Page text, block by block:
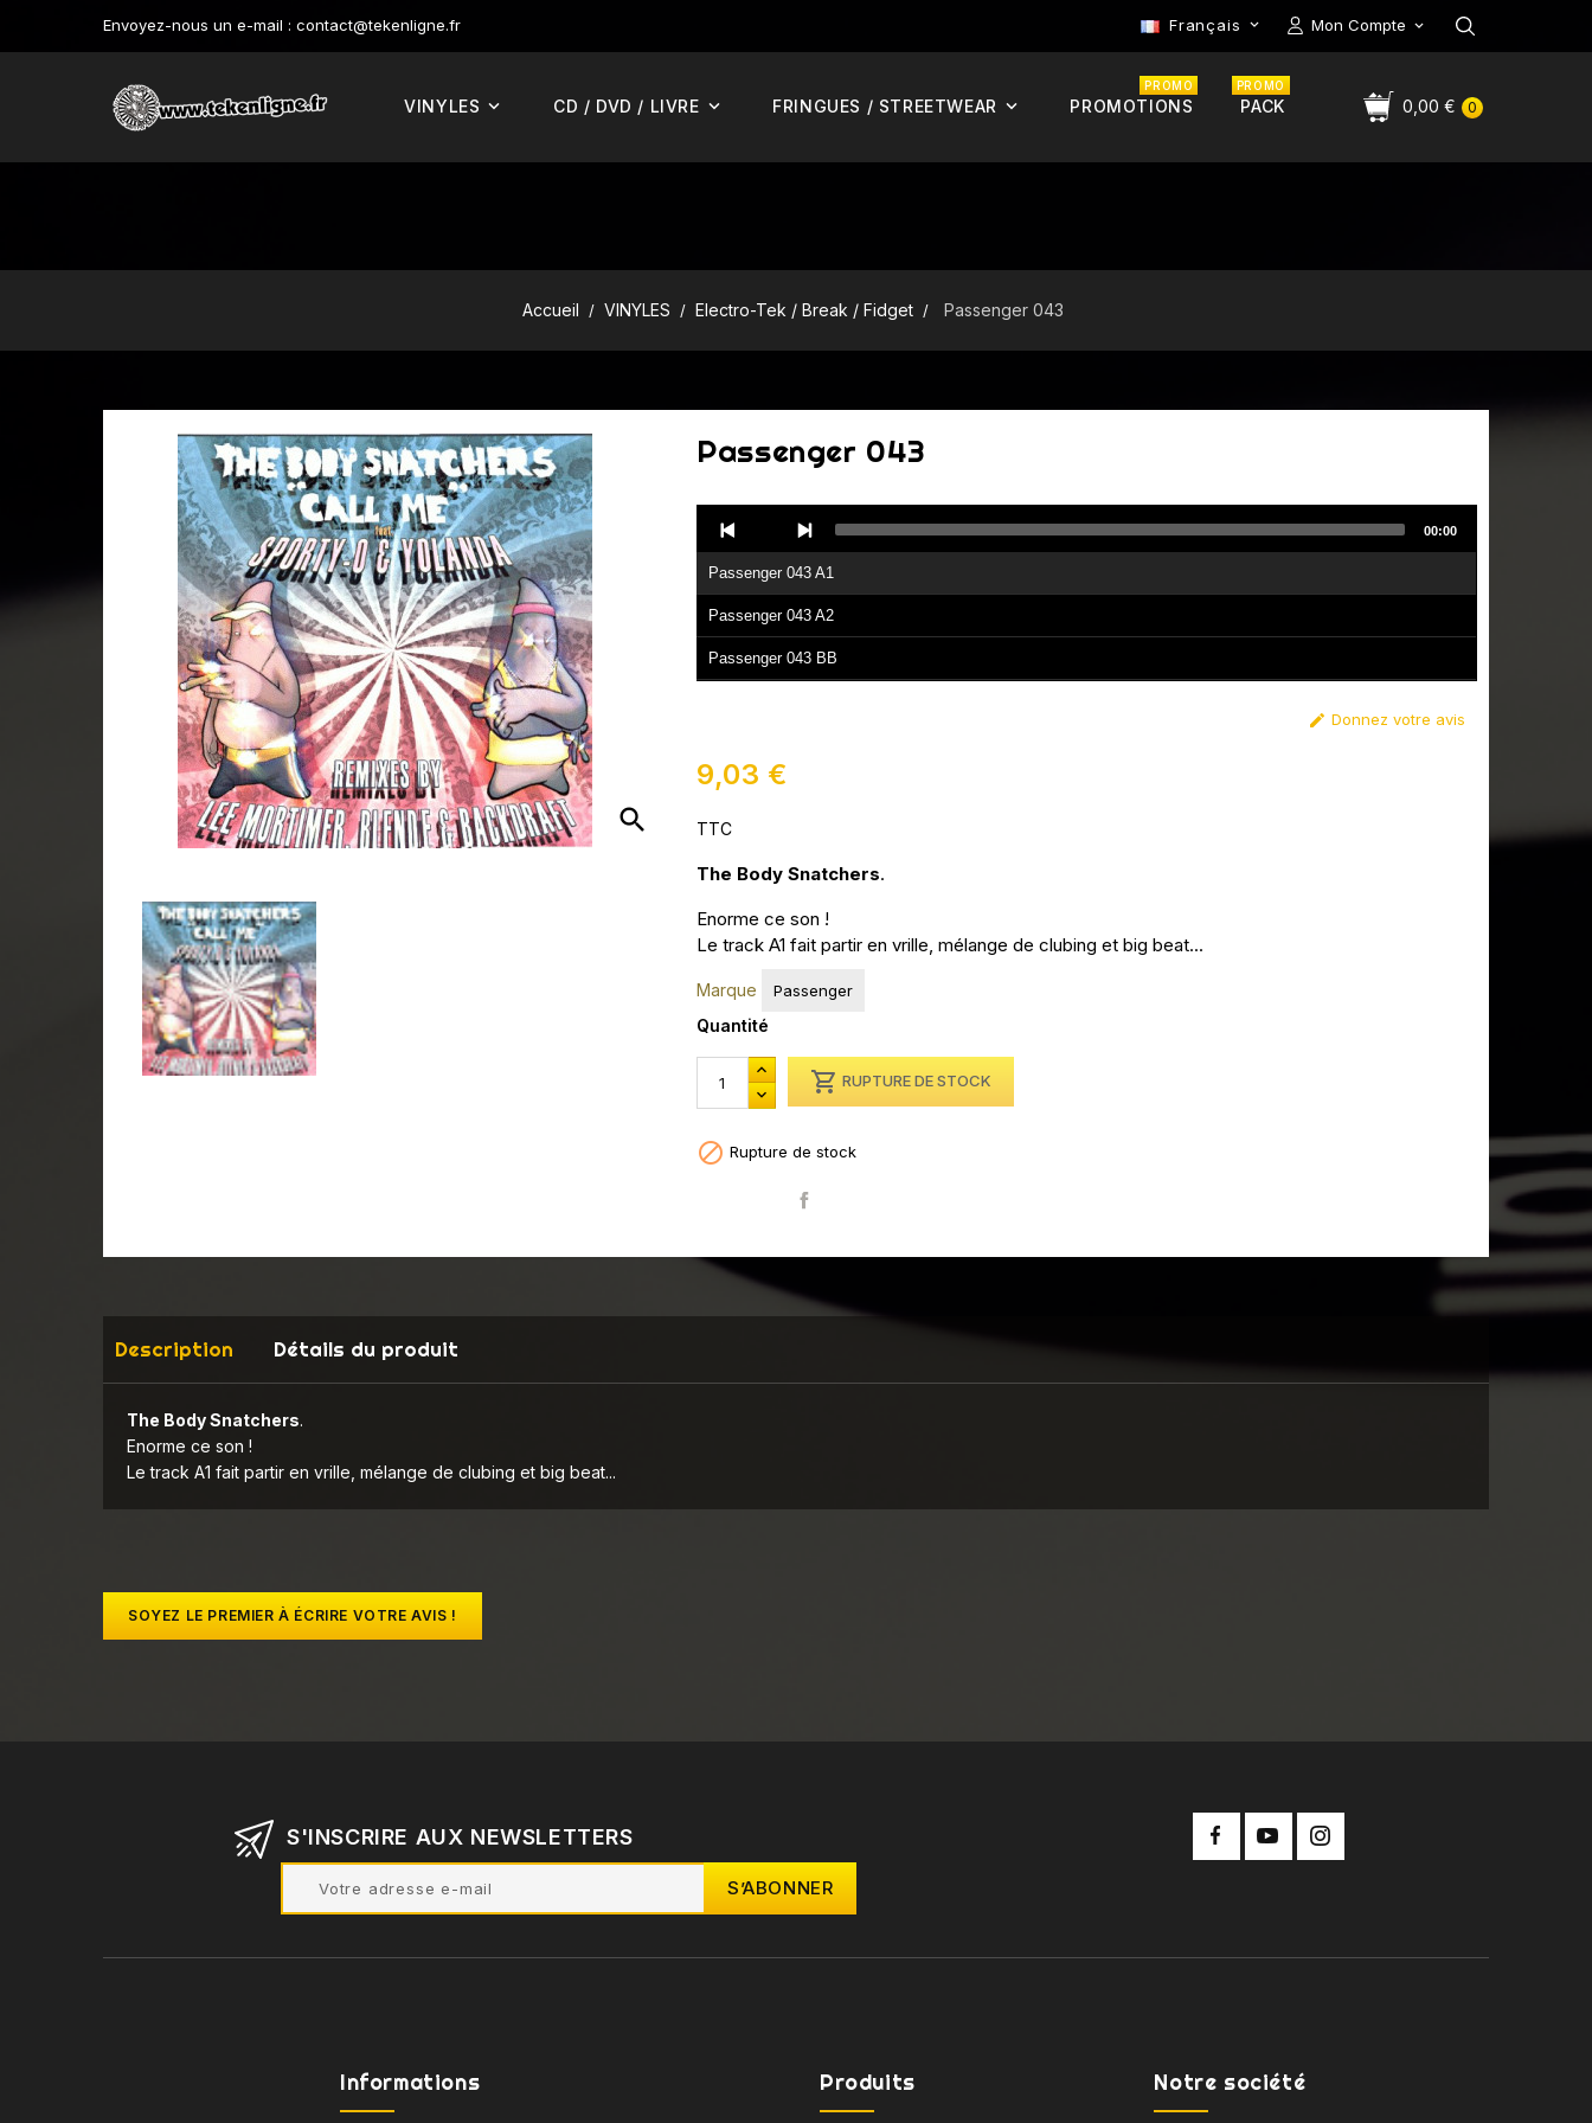
Envoyez-nous un e-mail : contact@tekenligne.fr Mon Compte
Français 
0
0,00 €
VINYLES CD / DVD / LIVRE FRINGUES / STREETWEAR PROMOTIONS
PROMO
PACK
PROMO
Accueil VINYLES Electro-Tek / Break / Fidget Passenger 043
search
Passenger 043
Player
Passenger 043 A1
Passenger 043 A2
Passenger 043 BB
00:00
 Donnez votre avis
9,03 €
TTC
The Body Snatchers.
Enorme ce son !
Le track A1 fait partir en vrille, mélange de clubing et big beat...
Marque Passenger
Quantité
 RUPTURE DE STOCK
 Rupture de stock
Description Détails du produit
The Body Snatchers.
Enorme ce son !
Le track A1 fait partir en vrille, mélange de clubing et big beat...
SOYEZ LE PREMIER À ÉCRIRE VOTRE AVIS !
S'INSCRIRE AUX NEWSLETTERS
Informations Produits Notre société